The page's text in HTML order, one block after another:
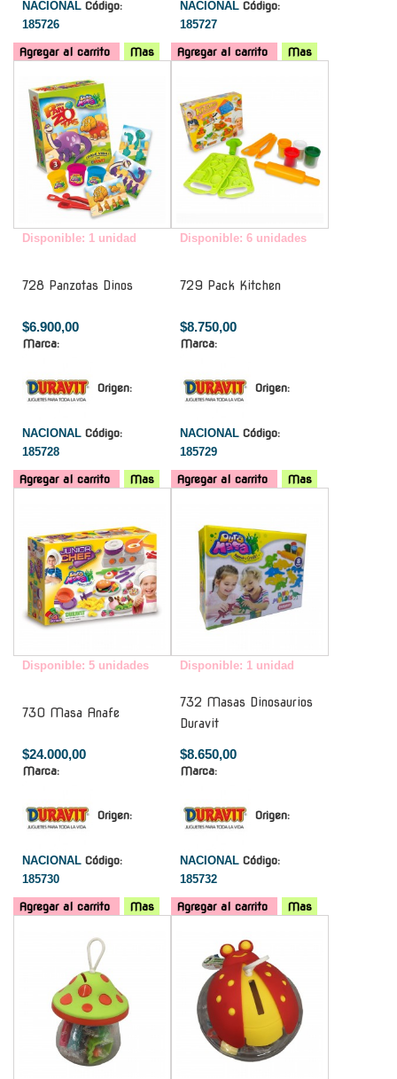
NACIONAL Código:
185726
Agregar al carrito Mas
NACIONAL Código:
185727
Agregar al carrito
Mas
Disponible: 1 unidad
728 Panzotas Dinos
$6.900,00
Marca:
Origen:
NACIONAL Código:
185728
Agregar al carrito Mas
Disponible: 6 unidades
729 Pack Kitchen
$8.750,00
Marca:
Origen:
NACIONAL Código:
185729
Agregar al carrito
Mas
Disponible: 5 unidades
730 Masa Anafe
$24.000,00
Marca:
Origen:
NACIONAL Código:
185730
Agregar al carrito Mas
Disponible: 1 unidad
732 Masas Dinosaurios
Duravit
$8.650,00
Marca:
Origen:
NACIONAL Código:
185732
Agregar al carrito
Mas